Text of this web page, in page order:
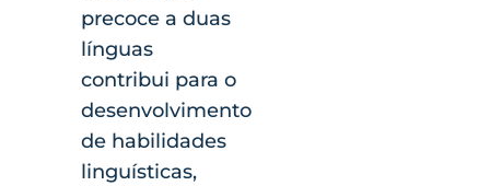
precoce a duas
línguas
contribui para o
desenvolvimento
de habilidades
linguísticas,